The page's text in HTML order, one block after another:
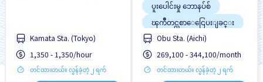
ႏိုင္ငံျခားသားအလုပ္
Kamata Sta. (Tokyo)
1,350 - 1,350/hour
တင်ထားတယ်။ လွန်ခဲ့တဲ့ ၂ ရက်
ပူးပေါင်းမှု ဘောနပ်စ်
ၾကိဳတင္လစာေငြေပးျခင္း
လမ္းစရိတ္ေပးသည္
အမျိုးသား ပို၍လိုလားသည်
အလုပ္အေတြ႕အၾကံဳရွိရန္မ
Obu Sta. (Aichi)
269,100 - 344,100/month
တင်ထားတယ်။ လွန်ခဲ့တဲ့ ၂ ရက်